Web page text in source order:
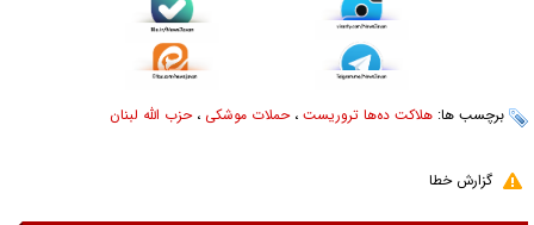
برچسب ها: هلاکت ده‌ها تروریست ،حملات موشکی ،حزب الله لبنان
گزارش خطا